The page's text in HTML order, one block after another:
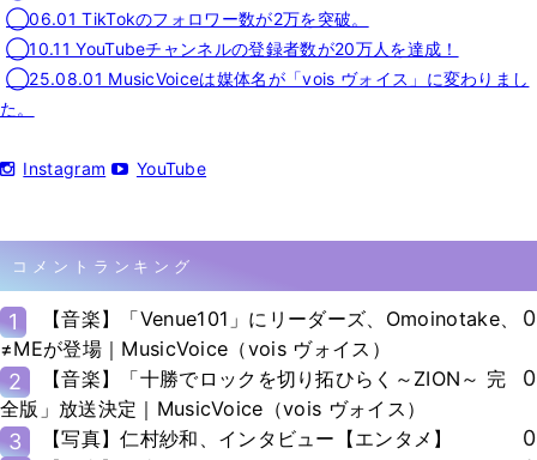
◯06.01 TikTokのフォロワー数が2万を突破。
◯10.11 YouTubeチャンネルの登録者数が20万人を達成！
◯25.08.01 MusicVoiceは媒体名が「vois ヴォイス」に変わりまし
た。
Instagram YouTube
コメントランキング
1
【音楽】「Venue101」にリーダーズ、Omoinotake、
≠MEが登場｜MusicVoice（vois ヴォイス）
0
2
【音楽】「十勝でロックを切り拓ひらく～ZION～ 完
全版」放送決定｜MusicVoice（vois ヴォイス）
0
3 【写真】仁村紗和、インタビュー【エンタメ】
0